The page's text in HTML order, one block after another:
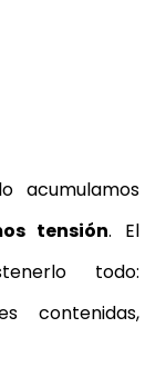
acumulamos
tensión. El
todo:
contenidas,